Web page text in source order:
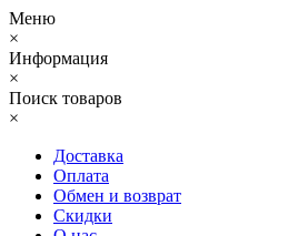
Меню
×
Информация
×
Поиск товаров
×
Доставка
Оплата
Обмен и возврат
Скидки